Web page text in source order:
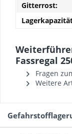
Gitterrost:
Fassregal
Fragen
Weitere